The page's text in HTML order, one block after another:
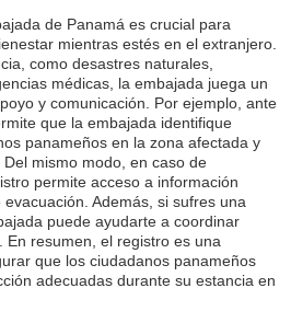
de Panamá es crucial para
mientras estés en el extranjero.
como desastres naturales,
médicas, la embajada juega un
y comunicación. Por ejemplo, ante
que la embajada identifique
panameños en la zona afectada y
mismo modo, en caso de
permite acceso a información
Además, si sufres una
puede ayudarte a coordinar
En resumen, el registro es una
que los ciudadanos panameños
adecuadas durante su estancia en